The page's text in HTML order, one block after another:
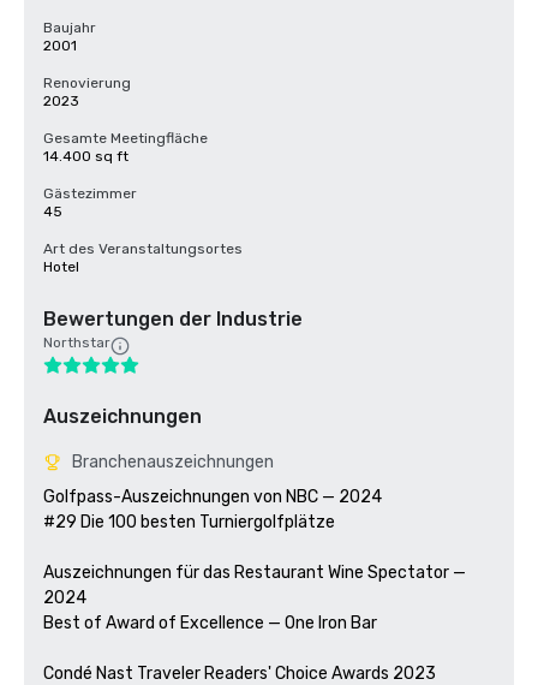
Baujahr
2001
Renovierung
2023
Gesamte Meetingfläche
14.400 sq ft
Gästezimmer
45
Art des Veranstaltungsortes
Hotel
Bewertungen der Industrie
Northstar
Auszeichnungen
Branchenauszeichnungen
Golfpass-Auszeichnungen von NBC — 2024
#29 Die 100 besten Turniergolfplätze
Auszeichnungen für das Restaurant Wine Spectator —
2024
Best of Award of Excellence — One Iron Bar
Condé Nast Traveler Readers' Choice Awards 2023